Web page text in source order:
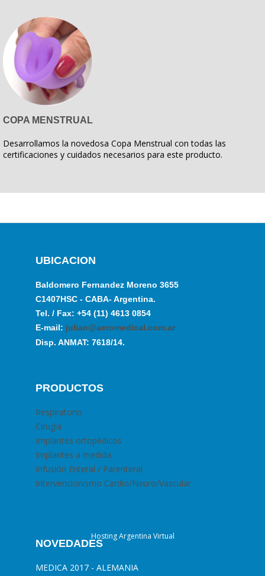
COPA MENSTRUAL
Desarrollamos la novedosa Copa Menstrual con todas las
certificaciones y cuidados necesarios para este producto.
UBICACION
Baldomero Fernandez Moreno 3655
C1407HSC - CABA- Argentina.
Tel. / Fax: +54 (11) 4613 0854
E-mail: julian@aeromedical.com.ar
Disp. ANMAT: 7618/14.
PRODUCTOS
Respiratorio
Cirugia
Implantes ortopédicos
Implantes a medida
Infusión Enteral / Parenteral
Intervencionismo Cardio/Neuro/Vascular
NOVEDADES
MEDICA 2017 - ALEMANIA
Hosting Argentina Virtual